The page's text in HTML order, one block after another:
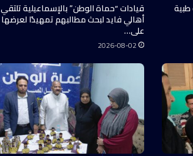
طبية قيادات “حماة الوطن” بالإسماعيلية تلتقي
أهالي فايد لبحث مطالبهم تمهيدًا لعرضها
على…
2026-08-02